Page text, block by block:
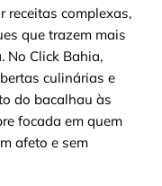
receitas complexas,
que trazem mais
No Click Bahia,
culinárias e
do bacalhau às
focada em quem
afeto e sem